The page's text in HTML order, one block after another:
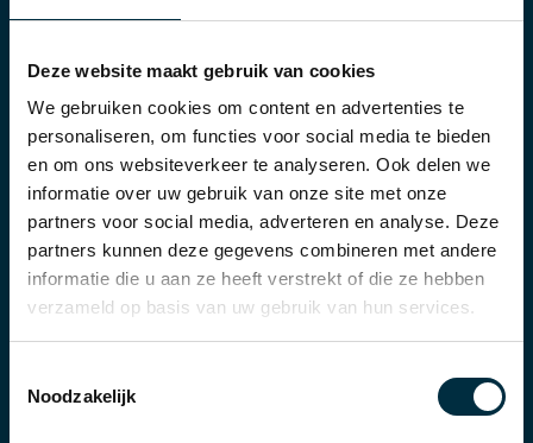
Deze website maakt gebruik van cookies
We gebruiken cookies om content en advertenties te
personaliseren, om functies voor social media te bieden
en om ons websiteverkeer te analyseren. Ook delen we
informatie over uw gebruik van onze site met onze
partners voor social media, adverteren en analyse. Deze
partners kunnen deze gegevens combineren met andere
informatie die u aan ze heeft verstrekt of die ze hebben
verzameld op basis van uw gebruik van hun services.
Noodzakelijk
Sectoren
Productie
Transport & logistiek
Voeding
Andere sectoren